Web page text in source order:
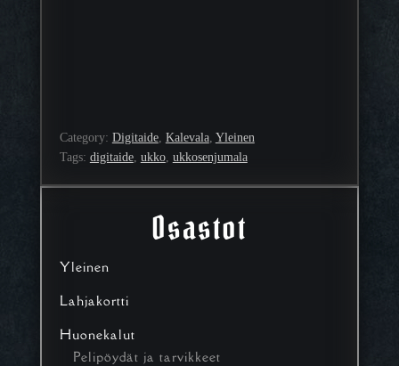
Osastot
Yleinen
Lahjakortti
Huonekalut
Pelipöydät ja tarvikkeet
Category: Digitaide, Kalevala, Yleinen
Tags: digitaide, ukko, ukkosenjumala